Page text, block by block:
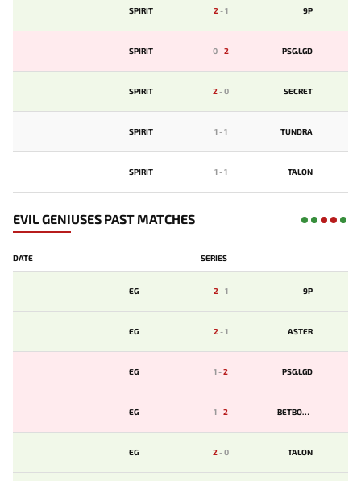
SPIRIT 2-1 9P
SPIRIT 0-2 PSG.LGD
SPIRIT 2-0 SECRET
SPIRIT 1-1 TUNDRA
SPIRIT 1-1 TALON
EVIL GENIUSES PAST MATCHES
DATE SERIES
EG 2-1 9P
EG 2-1 ASTER
EG 1-2 PSG.LGD
EG 1-2 BETBOOM
EG 2-0 TALON